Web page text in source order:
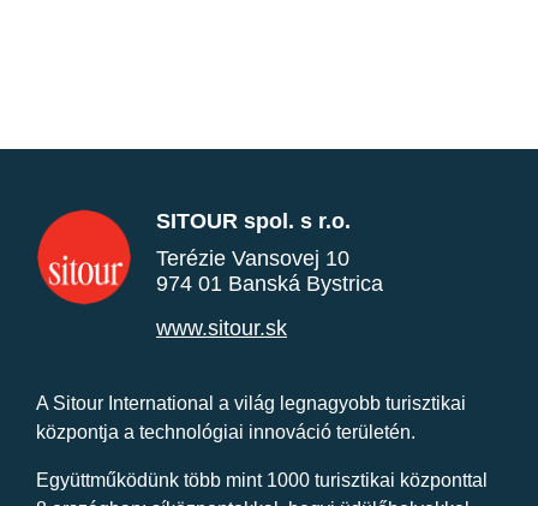
SITOUR spol. s r.o.
Terézie Vansovej 10
974 01 Banská Bystrica
www.sitour.sk
A Sitour International a világ legnagyobb turisztikai
központja a technológiai innováció területén.
Együttműködünk több mint 1000 turisztikai központtal